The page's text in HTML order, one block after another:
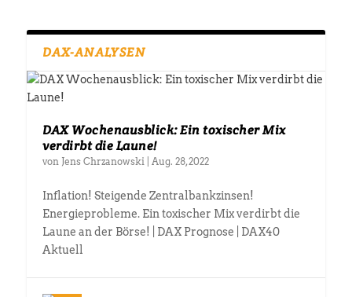
DAX-ANALYSEN
DAX Wochenausblick: Ein toxischer Mix
verdirbt die Laune!
von Jens Chrzanowski Aug. 28, 2022
Inflation! Steigende Zentralbankzinsen!
Energieprobleme. Ein toxischer Mix verdirbt die
Laune an der Börse! | DAX Prognose | DAX40
Aktuell